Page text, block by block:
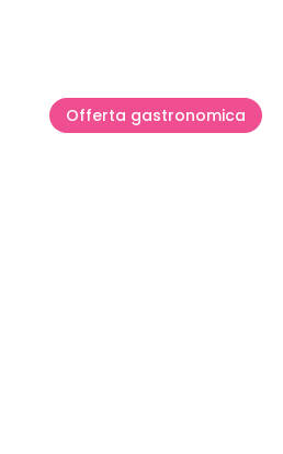
Offerta gastronomica